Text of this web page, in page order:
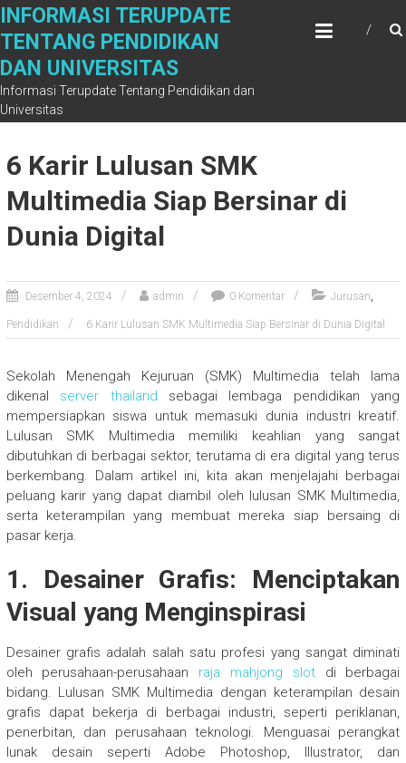
Skip
content
INFORMASI TERUPDATE
TENTANG PENDIDIKAN
DAN UNIVERSITAS
Informasi Terupdate Tentang Pendidikan dan
Universitas
6 Karir Lulusan SMK
Multimedia Siap Bersinar di
Dunia Digital
Desember 4, 2024 admin 0 Komentar Jurusan,
Pendidikan 6 Karir Lulusan SMK Multimedia Siap Bersinar di Dunia Digital
Sekolah Menengah Kejuruan (SMK) Multimedia telah lama
dikenal server thailand sebagai lembaga pendidikan yang
mempersiapkan siswa untuk memasuki dunia industri kreatif.
Lulusan SMK Multimedia memiliki keahlian yang sangat
dibutuhkan di berbagai sektor, terutama di era digital yang terus
berkembang. Dalam artikel ini, kita akan menjelajahi berbagai
peluang karir yang dapat diambil oleh lulusan SMK Multimedia,
serta keterampilan yang membuat mereka siap bersaing di
pasar kerja.
1. Desainer Grafis: Menciptakan
Visual yang Menginspirasi
Desainer grafis adalah salah satu profesi yang sangat diminati
oleh perusahaan-perusahaan raja mahjong slotdi berbagai
bidang. Lulusan SMK Multimedia dengan keterampilan desain
grafis dapat bekerja di berbagai industri, seperti periklanan,
penerbitan, dan perusahaan teknologi. Menguasai perangkat
lunak desain seperti Adobe Photoshop, Illustrator, dan